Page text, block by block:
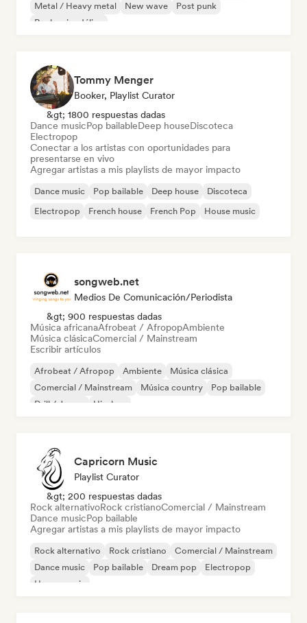
Metal / Heavy metal
New wave
Post punk
Rock psicodélico
Tommy Menger
Booker, Playlist Curator
&gt; 1800 respuestas dadas
Dance musicPop bailableDeep houseDiscoteca
Electropop
Conectar a los artistas con oportunidades para
presentarse en vivo
Agregar artistas a mis playlists de mayor impacto
Dance music Pop bailable Deep house
Discoteca
Electropop
French house French Pop House music
songweb.net
Medios De Comunicación/Periodista
&gt; 900 respuestas dadas
Música africanaAfrobeat / AfropopAmbiente
Música clásicaComercial / Mainstream
Escribir artículos
Afrobeat / Afropop Ambiente
Música clásica
Comercial / Mainstream
Música country
Pop bailable
Drill / Jersey
Hip-hop
Capricorn Music
Playlist Curator
&gt; 200 respuestas dadas
Rock alternativoRock cristianoComercial / Mainstream
Dance musicPop bailable
Agregar artistas a mis playlists de mayor impacto
Rock alternativo Rock cristiano
Comercial / Mainstream
Dance music
Pop bailable Dream pop
Electropop
House music